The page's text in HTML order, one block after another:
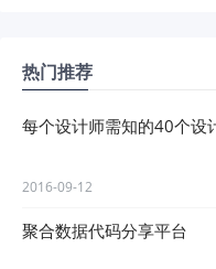
热门推荐
每个设计师需知的40个设
2016-09-12
聚合数据代码分享平台